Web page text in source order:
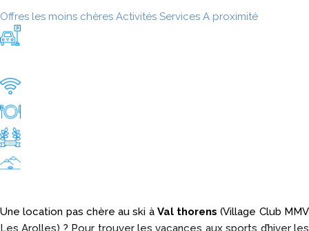
Offres les moins chères Activités Services A proximité
Une location pas chère au ski à Val thorens (Village Club MMV
Les Arolles) ? Pour trouver les vacances aux sports d’hiver les